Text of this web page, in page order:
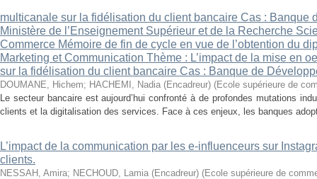
multicanale sur la fidélisation du client bancaire Cas : Banque
Ministère de l’Enseignement Supérieur et de la Recherche
Commerce Mémoire de fin de cycle en vue de l’obtention du
Marketing et Communication Thème : L’impact de la mise en
sur la fidélisation du client bancaire Cas : Banque de
DOUMANE, Hichem; HACHEMI, Nadia (Encadreur) (Ecole supérieure de
Le secteur bancaire est aujourd’hui confronté à de profondes mutations
clients et la digitalisation des services. Face à ces enjeux, les banques
L’impact de la communication par les e-influenceurs sur
clients.
NESSAH, Amira; NECHOUD, Lamia (Encadreur) (Ecole supérieure de